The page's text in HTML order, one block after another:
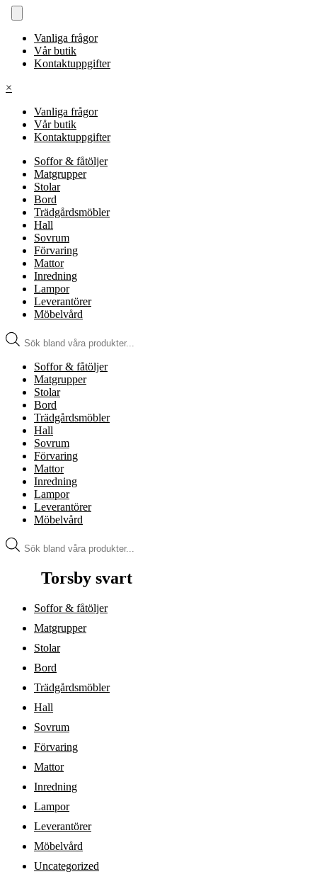
Vanliga frågor
Vår butik
Kontaktuppgifter
×
Vanliga frågor
Vår butik
Kontaktuppgifter
Soffor & fåtöljer
Matgrupper
Stolar
Bord
Trädgårdsmöbler
Hall
Sovrum
Förvaring
Mattor
Inredning
Lampor
Leverantörer
Möbelvård
Produktsökning
Soffor & fåtöljer
Matgrupper
Stolar
Bord
Trädgårdsmöbler
Hall
Sovrum
Förvaring
Mattor
Inredning
Lampor
Leverantörer
Möbelvård
Produktsökning
Torsby svart
Soffor & fåtöljer
Matgrupper
Stolar
Bord
Trädgårdsmöbler
Hall
Sovrum
Förvaring
Mattor
Inredning
Lampor
Leverantörer
Möbelvård
Uncategorized